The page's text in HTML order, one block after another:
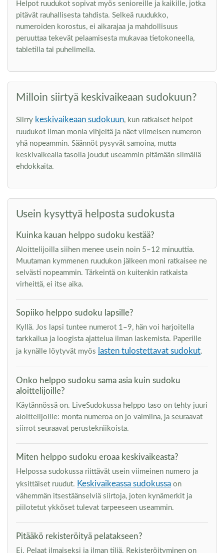
Helpot ruudukot sopivat myös senioreille ja kaikille, jotka
pitävät rauhallisesta tahdista. Selkeä ruudukko,
numeroiden korostus, ei aikarajaa ja mahdollisuus
peruuttaa tekevät pelaamisesta mukavaa tietokoneella,
tabletilla tai puhelimella.
Milloin siirtyä keskivaikeaan sudokuun?
Siirry keskivaikeaan sudokuun, kun ratkaiset helpot
ruudukot ilman monia vihjeitä ja näet viimeisen numeron
yhä nopeammin. Säännöt pysyvät samoina, mutta
keskivaikealla tasolla joudut useammin pitämään silmällä
ehdokkaita.
Usein kysyttyä helposta sudokusta
Kuinka kauan helppo sudoku kestää?
Aloittelijoilla siihen menee usein noin 5–12 minuuttia.
Muutaman kymmenen ruudukon jälkeen moni ratkaisee ne
selvästi nopeammin. Tärkeintä on kuitenkin ratkaista
virheittä, ei itse aika.
Sopiiko helppo sudoku lapsille?
Kyllä. Jos lapsi tuntee numerot 1–9, hän voi harjoitella
tarkkailua ja loogista ajattelua ilman laskemista. Paperille
ja kynälle löytyvät myös lasten tulostettavat sudokut.
Onko helppo sudoku sama asia kuin sudoku
aloittelijoille?
Käytännössä on. LiveSudokussa helppo taso on tehty juuri
aloittelijoille: monta numeroa on jo valmiina, ja seuraavat
siirrot seuraavat perustekniikoista.
Miten helppo sudoku eroaa keskivaikeasta?
Helpossa sudokussa riittävät usein viimeinen numero ja
yksittäiset ruudut. Keskivaikeassa sudokussa on
vähemmän itsestäänselviä siirtoja, joten kynämerkit ja
piilotetut ykköset tulevat tarpeeseen useammin.
Pitääkö rekisteröityä pelatakseen?
Ei. Pelaat ilmaiseksi ja ilman tiliä. Rekisteröityminen on